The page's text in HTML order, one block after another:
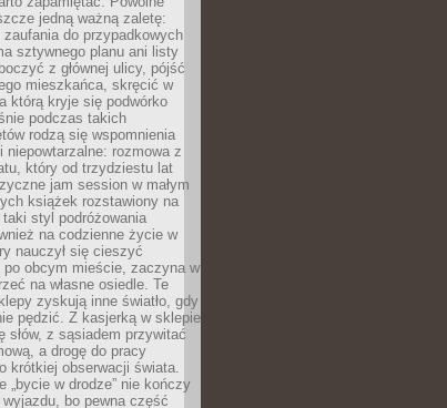
jedną ważną zaletę:
do przypadkowych
sztywnego planu ani listy
z głównej ulicy, pójść
mieszkańca, skręcić w
którą kryje się podwórko
podczas takich
rodzą się wspomnienia
niepowtarzalne: rozmowa z
który od trzydziestu lat
jam session w małym
książek rozstawiony na
styl podróżowania
na codzienne życie w
nauczył się cieszyć
po obcym mieście, zaczyna w
na własne osiedle. Te
zyskują inne światło, gdy
pędzić. Z kasjerką w sklepie
słów, z sąsiadem przywitać
a drogę do pracy
krótkiej obserwacji świata.
„bycie w drodze” nie kończy
bo pewna część